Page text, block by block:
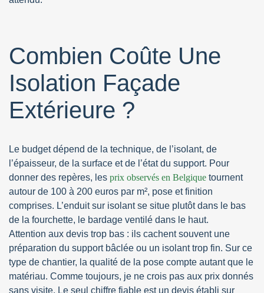
Combien Coûte Une
Isolation Façade
Extérieure ?
Le budget dépend de la technique, de l’isolant, de
l’épaisseur, de la surface et de l’état du support. Pour
donner des repères, les prix observés en Belgique tournent
autour de 100 à 200 euros par m², pose et finition
comprises. L’enduit sur isolant se situe plutôt dans le bas
de la fourchette, le bardage ventilé dans le haut.
Attention aux devis trop bas : ils cachent souvent une
préparation du support bâclée ou un isolant trop fin. Sur ce
type de chantier, la qualité de la pose compte autant que le
matériau. Comme toujours, je ne crois pas aux prix donnés
sans visite. Le seul chiffre fiable est un devis établi sur